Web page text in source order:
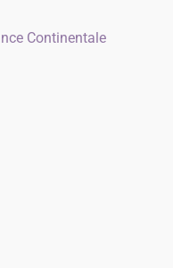
Continentale